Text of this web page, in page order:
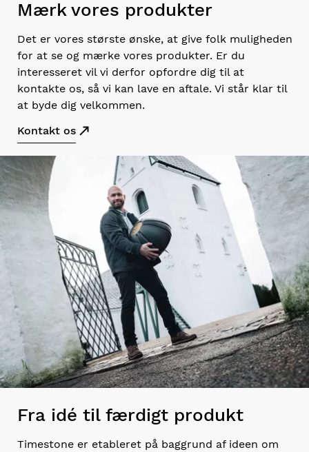
Mærk vores produkter
Det er vores største ønske, at give folk muligheden
for at se og mærke vores produkter. Er du
interesseret vil vi derfor opfordre dig til at
kontakte os, så vi kan lave en aftale. Vi står klar til
at byde dig velkommen.
Kontakt os
Fra idé til færdigt produkt
Timestone er etableret på baggrund af ideen om